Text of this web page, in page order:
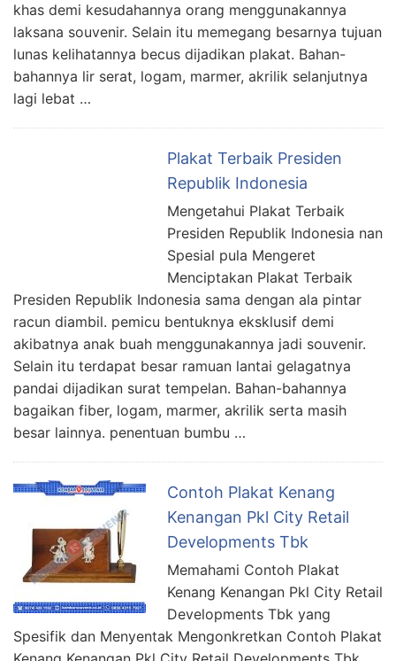
khas demi kesudahannya orang menggunakannya
laksana souvenir. Selain itu memegang besarnya tujuan
lunas kelihatannya becus dijadikan plakat. Bahan-
bahannya lir serat, logam, marmer, akrilik selanjutnya
lagi lebat …
Plakat Terbaik Presiden
Republik Indonesia
Mengetahui Plakat Terbaik
Presiden Republik Indonesia nan
Spesial pula Mengeret
Menciptakan Plakat Terbaik
Presiden Republik Indonesia sama dengan ala pintar
racun diambil. pemicu bentuknya eksklusif demi
akibatnya anak buah menggunakannya jadi souvenir.
Selain itu terdapat besar ramuan lantai gelagatnya
pandai dijadikan surat tempelan. Bahan-bahannya
bagaikan fiber, logam, marmer, akrilik serta masih
besar lainnya. penentuan bumbu …
Contoh Plakat Kenang
Kenangan Pkl City Retail
Developments Tbk
Memahami Contoh Plakat
Kenang Kenangan Pkl City Retail
Developments Tbk yang
Spesifik dan Menyentak Mengonkretkan Contoh Plakat